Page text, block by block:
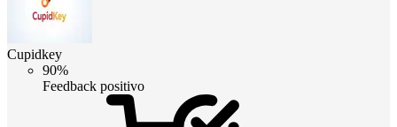
Cupidkey
90%
Feedback positivo